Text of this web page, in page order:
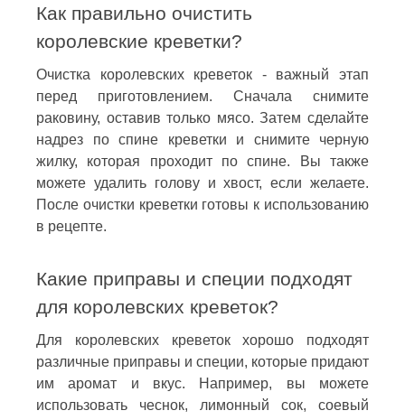
Как правильно очистить
королевские креветки?
Очистка королевских креветок - важный этап
перед приготовлением. Сначала снимите
раковину, оставив только мясо. Затем сделайте
надрез по спине креветки и снимите черную
жилку, которая проходит по спине. Вы также
можете удалить голову и хвост, если желаете.
После очистки креветки готовы к использованию
в рецепте.
Какие приправы и специи подходят
для королевских креветок?
Для королевских креветок хорошо подходят
различные приправы и специи, которые придают
им аромат и вкус. Например, вы можете
использовать чеснок, лимонный сок, соевый